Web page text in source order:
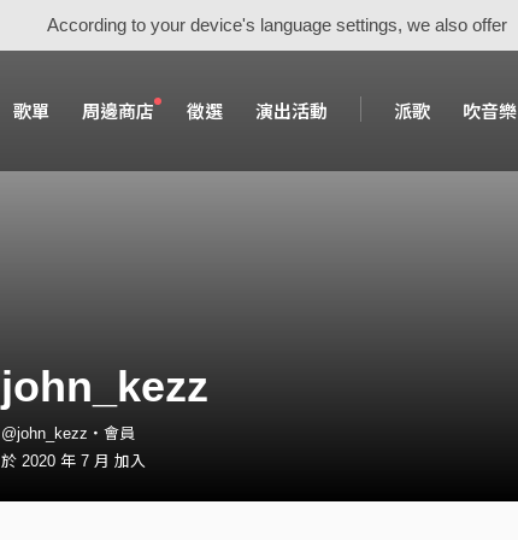
According to your device's language settings, we also offer
歌單 周邊商店 徵選 演出活動 派歌 吹音樂
john_kezz
@john_kezz・會員
於 2020 年 7 月 加入